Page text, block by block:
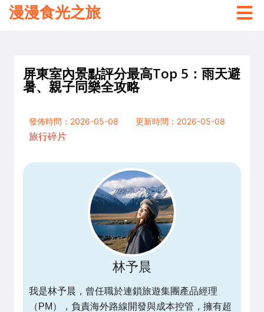
漫漫食光之旅
屏東室內景點評分最高Top 5：雨天避
暑、親子同樂全攻略
發佈時間：2026-05-08
更新時間：2026-05-08
旅行碎片
林予晨
我是林予晨，曾任職於連鎖旅遊集團產品經理
（PM），負責海外路線開發與成本控管，擁有超